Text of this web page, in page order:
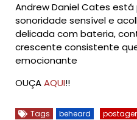
Andrew Daniel Cates está
sonoridade sensível e
delicada com bateria,
crescente consistente
emocionante
OUÇAAQUI!!
Tags beheard